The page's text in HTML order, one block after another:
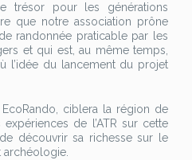
trésor pour les générations
que notre association prône
de randonnée praticable par les
et qui est, au même temps,
l’idée du lancement du projet
ciblera la région de
expériences de l’ATR sur cette
découvrir sa richesse sur le
archéologie.